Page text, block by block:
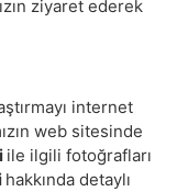
ziyaret ederek
internet
web sitesinde
ile ilgili fotoğrafları
hakkında detaylı